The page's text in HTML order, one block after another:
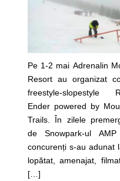
Pe 1-2 mai Adrenalin
Resort au organizat
freestyle-
Ender powered by
Trails. În zilele
de Snowpark-ul
concurenți s-au adunat
lopătat, amenajat,
[…]